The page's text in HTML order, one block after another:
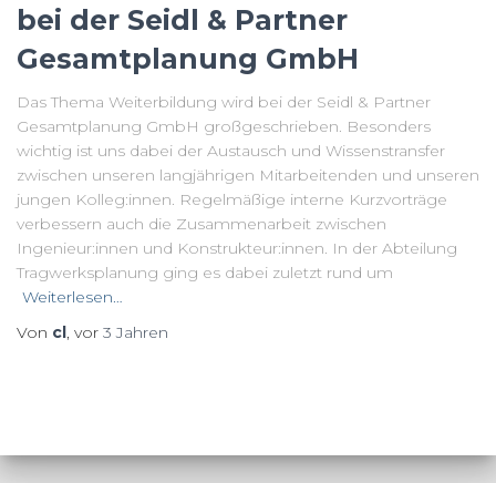
bei der Seidl & Partner
Gesamtplanung GmbH
Das Thema Weiterbildung wird bei der Seidl & Partner
Gesamtplanung GmbH großgeschrieben. Besonders
wichtig ist uns dabei der Austausch und Wissenstransfer
zwischen unseren langjährigen Mitarbeitenden und unseren
jungen Kolleg:innen. Regelmäßige interne Kurzvorträge
verbessern auch die Zusammenarbeit zwischen
Ingenieur:innen und Konstrukteur:innen. In der Abteilung
Tragwerksplanung ging es dabei zuletzt rund um
Weiterlesen…
Von cl , vor 3 Jahren